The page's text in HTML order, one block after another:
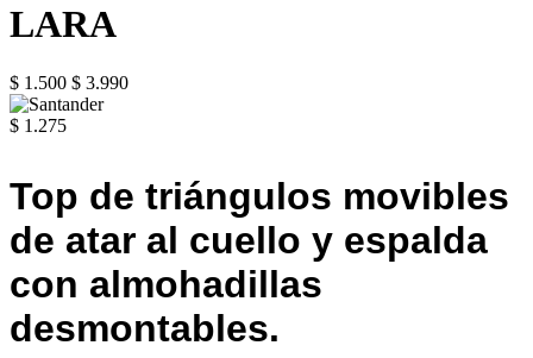
LARA
$ 1.500 $ 3.990
$ 1.275
Top de triángulos movibles
de atar al cuello y espalda
con almohadillas
desmontables.